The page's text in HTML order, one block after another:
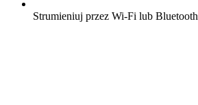
Strumieniuj przez Wi-Fi lub Bluetooth